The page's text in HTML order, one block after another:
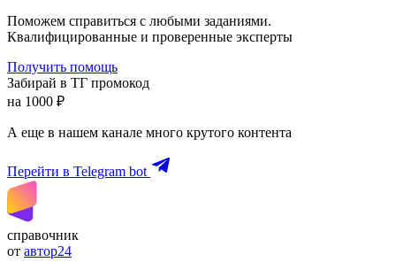
Поможем справиться с любыми заданиями.
Квалифицированные и проверенные эксперты
Получить помощь
Забирай в ТГ промокод
на 1000 ₽
А еще в нашем канале много крутого контента
Перейти в Telegram bot
справочник
от автор24